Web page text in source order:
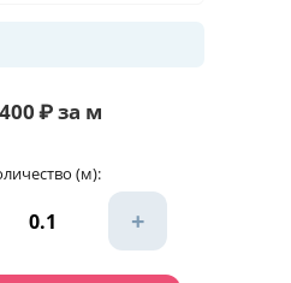
₽за м
(м):
+